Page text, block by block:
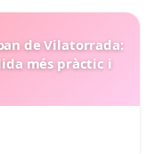
de Vilatorrada:
més pràctic i